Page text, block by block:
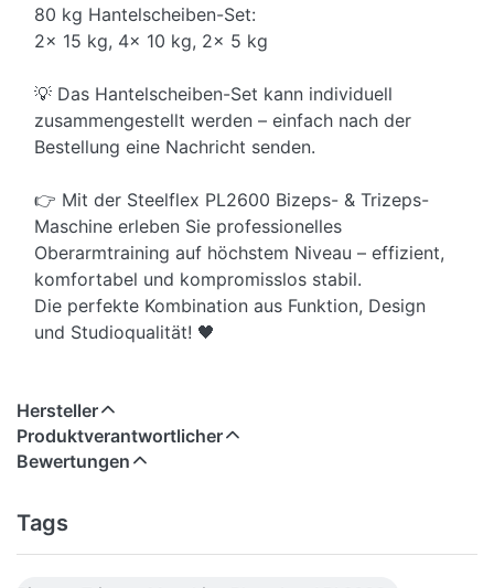
80 kg Hantelscheiben-Set:
2× 15 kg, 4× 10 kg, 2× 5 kg
💡 Das Hantelscheiben-Set kann individuell
zusammengestellt werden – einfach nach der
Bestellung eine Nachricht senden.
👉 Mit der Steelflex PL2600 Bizeps- & Trizeps-
Maschine erleben Sie professionelles
Oberarmtraining auf höchstem Niveau – effizient,
komfortabel und kompromisslos stabil.
Die perfekte Kombination aus Funktion, Design
und Studioqualität! 🖤
Hersteller
Produktverantwortlicher
Bewertungen
Tags